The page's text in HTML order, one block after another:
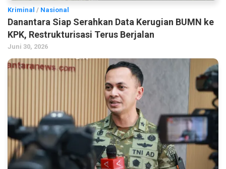
Kriminal / Nasional
Danantara Siap Serahkan Data Kerugian BUMN ke
KPK, Restrukturisasi Terus Berjalan
Juni 30, 2026